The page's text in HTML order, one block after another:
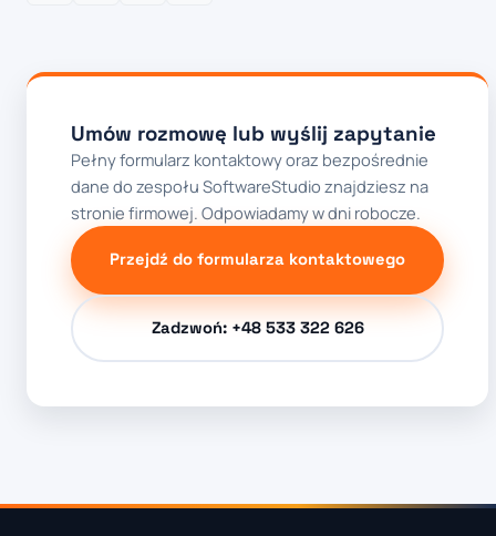
Umów rozmowę lub wyślij zapytanie
Pełny formularz kontaktowy oraz bezpośrednie
dane do zespołu SoftwareStudio znajdziesz na
stronie firmowej. Odpowiadamy w dni robocze.
Przejdź do formularza kontaktowego
Zadzwoń: +48 533 322 626